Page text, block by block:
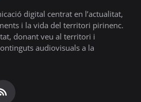
digital centrat en l’actualitat,
i la vida del territori pirinenc.
donant veu al territori i
audiovisuals a la